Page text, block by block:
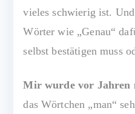
vieles schwierig ist.
Wörter wie „Genau“
selbst bestätigen muss
Mir wurde vor Jahren
das Wörtchen „man“